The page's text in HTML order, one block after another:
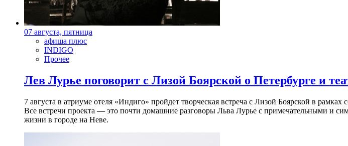
07 августа, пятница
афиша плюс
INDIGO
Прочее
Лев Лурье поговорит с Лизой Боярской о Петербурге и
7 августа в атриуме отеля «Индиго» пройдет творческая встреча с Лизой Боярской в
Все встречи проекта — это почти домашние разговоры Льва Лурье с примечательными и
жизни в городе на Неве.